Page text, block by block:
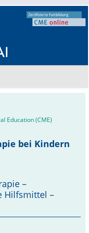
Education (CME)
bei Kindern
–
Hilfsmittel –